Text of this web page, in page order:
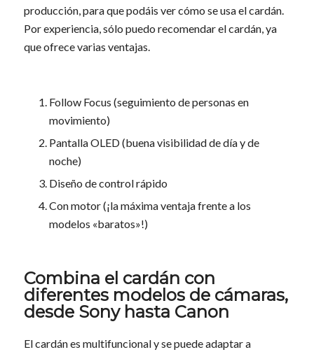
producción, para que podáis ver cómo se usa el cardán.
Por experiencia, sólo puedo recomendar el cardán, ya
que ofrece varias ventajas.
Follow Focus (seguimiento de personas en
movimiento)
Pantalla OLED (buena visibilidad de día y de
noche)
Diseño de control rápido
Con motor (¡la máxima ventaja frente a los
modelos «baratos»!)
Combina el cardán con
diferentes modelos de cámaras,
desde Sony hasta Canon
El cardán es multifuncional y se puede adaptar a